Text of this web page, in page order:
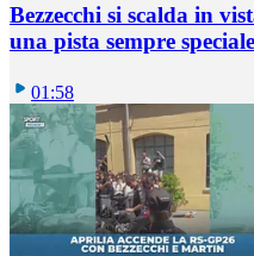
Bezzecchi si scalda in
una pista sempre
01:58